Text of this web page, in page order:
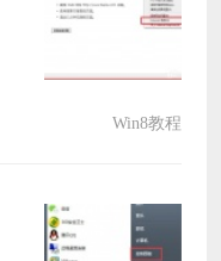
Win8教程